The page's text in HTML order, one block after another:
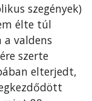
szegények)
élte túl
valdens
szerte
elterjedt,